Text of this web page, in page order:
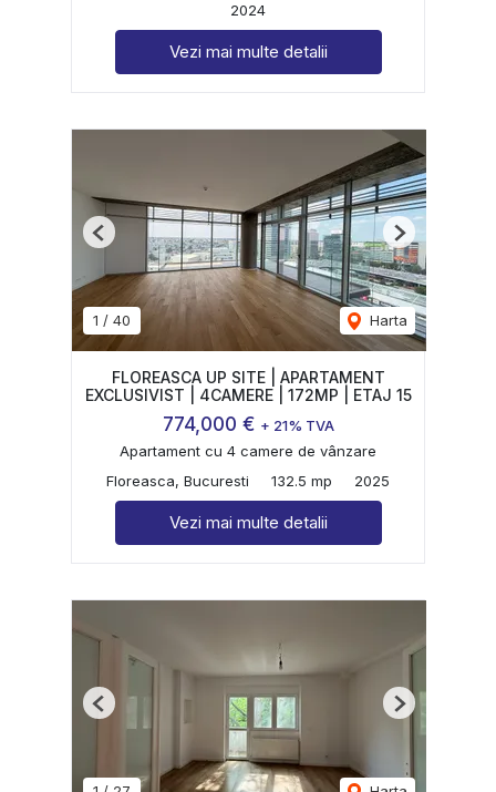
2024
Vezi mai multe detalii
1 / 40 Harta
Previous Next
FLOREASCA UP SITE | APARTAMENT
EXCLUSIVIST | 4CAMERE | 172MP | ETAJ 15
774,000 € + 21% TVA
Apartament cu 4 camere de vânzare
Floreasca, Bucuresti
132.5 mp 2025
Vezi mai multe detalii
Previous Next